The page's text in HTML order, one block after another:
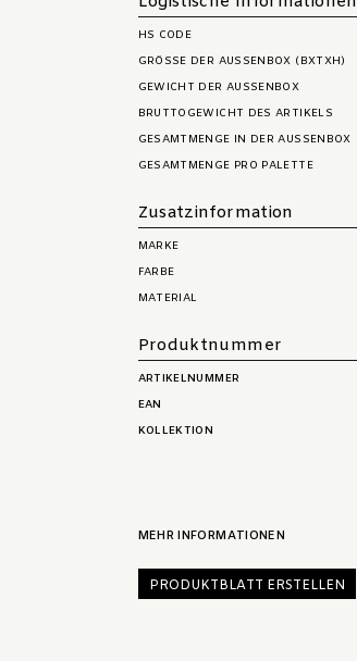
HS CODE
GRÖSSE DER AUSSENBOX (BXTXH)
GEWICHT DER AUSSENBOX
BRUTTOGEWICHT DES ARTIKELS
GESAMTMENGE IN DER AUSSENBOX
GESAMTMENGE PRO PALETTE
Zusatzinformation
MARKE
FARBE
MATERIAL
Produktnummer
ARTIKELNUMMER
EAN
KOLLEKTION
MEHR INFORMATIONEN
PRODUKTBLATT ERSTELLEN